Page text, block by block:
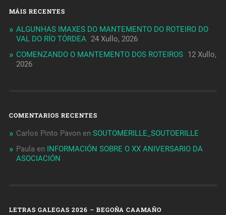
MÁIS RECENTES
ALGUNHAS IMAXES DO MANTEMENTO DO ROTEIRO DO
VAL DO RÍO TÓRDEA 24 Xullo, 2026
COMENZANDO O MANTEMENTO DOS ROTEIROS 12 Xullo,
2026
COMENTARIOS RECENTES
Carlos Pinto Pavon en SOUTOMERILLE_SOUTOERILLE
Paula en INFORMACIÓN SOBRE O XX ANIVERSARIO DA
ASOCIACIÓN
LETRAS GALEGAS 2026 – BEGOÑA CAAMAÑO